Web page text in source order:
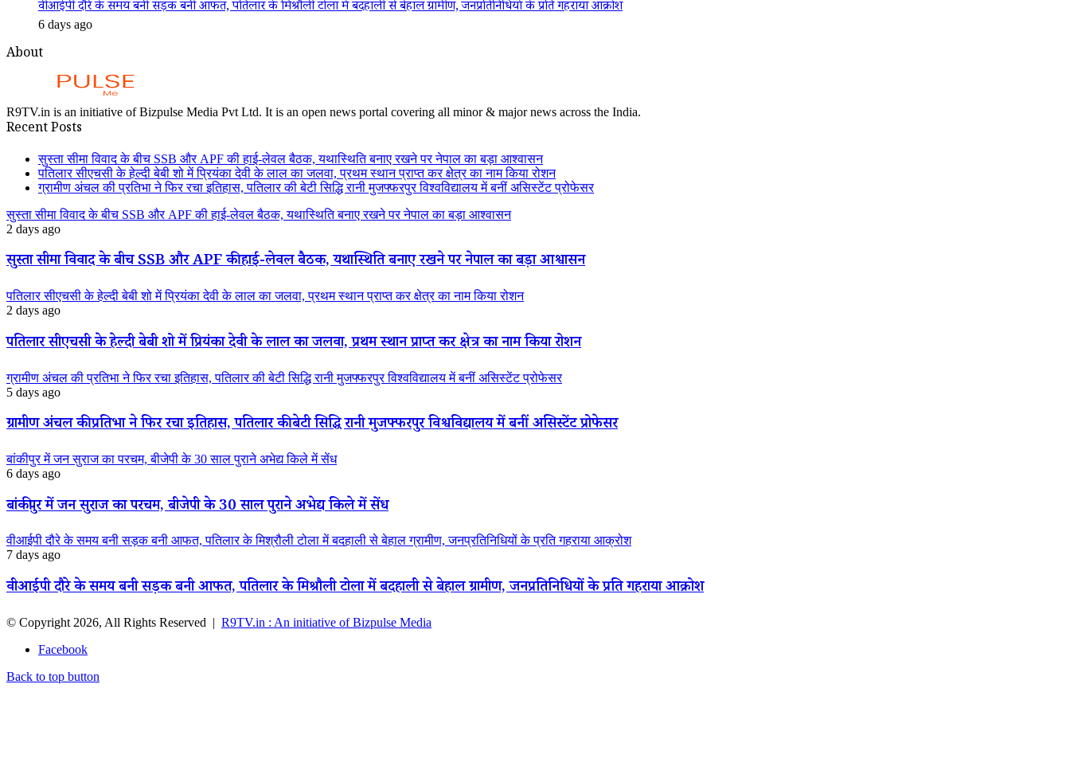
वीआईपी दौरे के समय बनी सड़क बनी आफत, पतिलार के मिश्रौली टोला में बदहाली से बेहाल ग्रामीण, जनप्रतिनिधियों के प्रति गहराया आक्रोश
6 days ago
About
R9TV.in is an initiative of Bizpulse Media Pvt Ltd. It is an open news portal covering all minor & major news across the India.
Recent Posts
सुस्ता सीमा विवाद के बीच SSB और APF की हाई-लेवल बैठक, यथास्थिति बनाए रखने पर नेपाल का बड़ा आश्वासन
पतिलार सीएचसी के हेल्दी बेबी शो में प्रियंका देवी के लाल का जलवा, प्रथम स्थान प्राप्त कर क्षेत्र का नाम किया रोशन
ग्रामीण अंचल की प्रतिभा ने फिर रचा इतिहास, पतिलार की बेटी सिद्धि रानी मुजफ्फरपुर विश्वविद्यालय में बनीं असिस्टेंट प्रोफेसर
सुस्ता सीमा विवाद के बीच SSB और APF की हाई-लेवल बैठक, यथास्थिति बनाए रखने पर नेपाल का बड़ा आश्वासन
2 days ago
सुस्ता सीमा विवाद के बीच SSB और APF की हाई-लेवल बैठक, यथास्थिति बनाए रखने पर नेपाल का बड़ा आश्वासन
पतिलार सीएचसी के हेल्दी बेबी शो में प्रियंका देवी के लाल का जलवा, प्रथम स्थान प्राप्त कर क्षेत्र का नाम किया रोशन
2 days ago
पतिलार सीएचसी के हेल्दी बेबी शो में प्रियंका देवी के लाल का जलवा, प्रथम स्थान प्राप्त कर क्षेत्र का नाम किया रोशन
ग्रामीण अंचल की प्रतिभा ने फिर रचा इतिहास, पतिलार की बेटी सिद्धि रानी मुजफ्फरपुर विश्वविद्यालय में बनीं असिस्टेंट प्रोफेसर
5 days ago
ग्रामीण अंचल की प्रतिभा ने फिर रचा इतिहास, पतिलार की बेटी सिद्धि रानी मुजफ्फरपुर विश्वविद्यालय में बनीं असिस्टेंट प्रोफेसर
बांकीपुर में जन सुराज का परचम, बीजेपी के 30 साल पुराने अभेद्य किले में सेंध
6 days ago
बांकीपुर में जन सुराज का परचम, बीजेपी के 30 साल पुराने अभेद्य किले में सेंध
वीआईपी दौरे के समय बनी सड़क बनी आफत, पतिलार के मिश्रौली टोला में बदहाली से बेहाल ग्रामीण, जनप्रतिनिधियों के प्रति गहराया आक्रोश
7 days ago
वीआईपी दौरे के समय बनी सड़क बनी आफत, पतिलार के मिश्रौली टोला में बदहाली से बेहाल ग्रामीण, जनप्रतिनिधियों के प्रति गहराया आक्रोश
© Copyright 2026, All Rights Reserved | R9TV.in : An initiative of Bizpulse Media
Facebook
Back to top button